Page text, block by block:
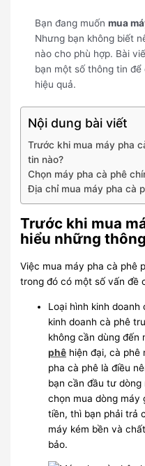
Bạn đang muốn mua
Nhưng bạn không biết
nào cho phù hợp. Bài
bạn một số thông tin
hiệu quả.
Nội dung bài viết
Trước khi mua máy pha
tin nào?
Chọn máy pha cà phê
Địa chỉ mua máy pha cà
Trước khi mua
hiểu những
Việc mua máy pha cà phê
trong đó có một số vấn đề
Loại hình kinh
kinh doanh cà phê
không cần dùng
phê hiện đại, cà phê
pha cà phê là điều
bạn cần đầu tư
chọn mua dòng máy
tiền, thì bạn phải trả
máy kém bền và
bảo.